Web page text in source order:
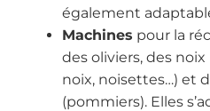
également
Machines pour la
des oliviers, des
noix, noisettes…) et
(pommiers). Elles